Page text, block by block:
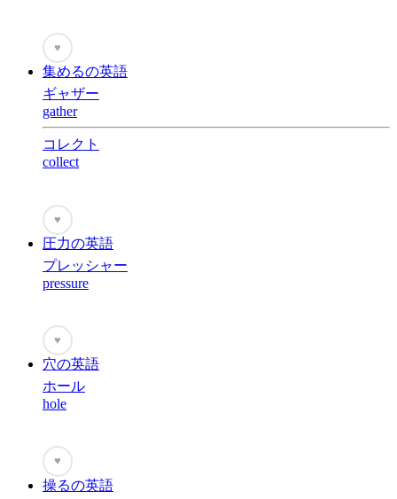
♥
集めるの英語
ギャザー
gather
コレクト
collect
♥
圧力の英語
プレッシャー
pressure
♥
穴の英語
ホール
hole
♥
操るの英語